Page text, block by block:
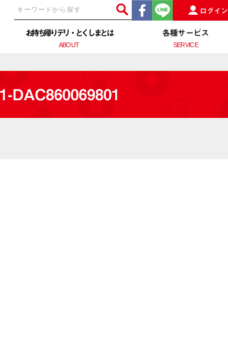
お持ち帰りデリ・とくしまとは
ABOUT
各種サービス
SERVICE
ログイン
DAC860069801